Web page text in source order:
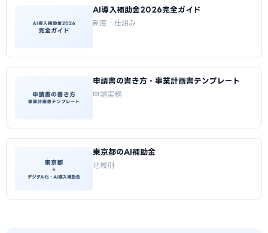
AI導入補助金2026完全ガイド
制度・仕組み
申請書の書き方・事業計画書テンプレート
申請実務
東京都のAI補助金
地域別